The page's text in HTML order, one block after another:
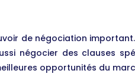
de négociation
négocier des clauses
opportunités du